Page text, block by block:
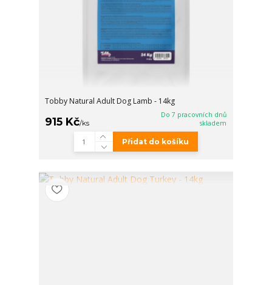
Tobby Natural Adult Dog Lamb - 14kg
915 Kč/ks
Do 7 pracovních dnů
skladem
Přidat do košíku